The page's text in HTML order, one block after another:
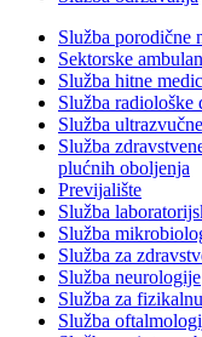
Služba porodične
Sektorske
Služba hitne
Služba radiološke
Služba
Služba
plućnih oboljenja
Previjalište
Služba
Služba
Služba za
Služba neurologije
Služba za
Služba